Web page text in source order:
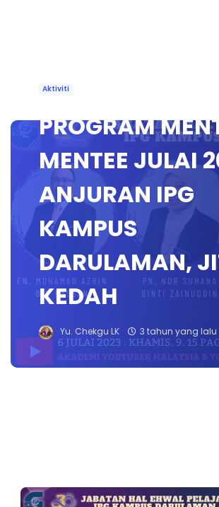
Aktiviti
PROGRAM
MENTEE JULAI
ANJURAN IPG
KAMPUS
DARULAMAN,
KEDAH
Yu. Chekgu LK 3 tahun yang lalu